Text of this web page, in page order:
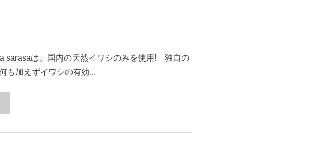
sarasaは、国内の天然イワシのみを使用! 独自の
も加えずイワシの有効...